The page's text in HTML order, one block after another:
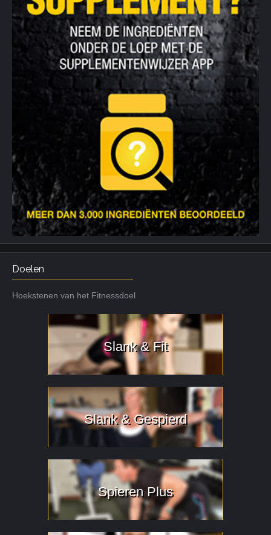
Doelen
Hoekstenen van het Fitnessdoel
Slank & Fit
Slank & Gespierd
Spieren Plus